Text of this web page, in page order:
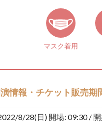
マスク着用
情報・チケット販売期
8/28(日) 開場: 09:30 /